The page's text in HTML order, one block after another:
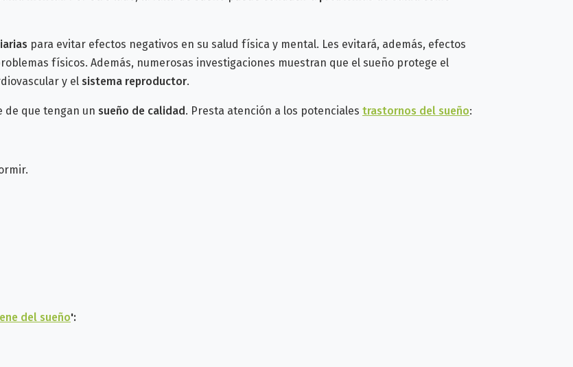
para evitar efectos negativos en su salud física y mental. Les evitará, además, efectos
físicos. Además, numerosas investigaciones muestran que el sueño protege el
y el sistema reproductor.
de que tengan un sueño de calidad. Presta atención a los potenciales trastornos del sueño:
del sueño':